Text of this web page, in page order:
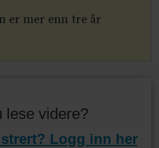
er mer enn tre år
lese videre?
Logg inn her